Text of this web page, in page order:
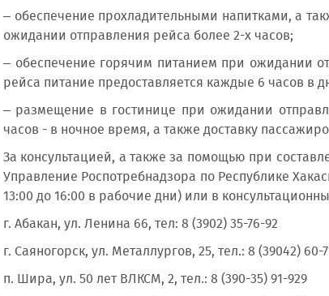
– обеспечение прохладительными напитками, а
ожидании отправления рейса более 2-х часов;
– обеспечение горячим питанием при ожидании
рейса питание предоставляется каждые 6 часов в
– размещение в гостинице при ожидании
часов - в ночное время, а также доставку
За консультацией, а также за помощью при
Управление Роспотребнадзора по Республике
13:00 до 16:00 в рабочие дни) или в
г. Абакан, ул. Ленина 66, тел: 8 (3902) 35-76-92
г. Саяногорск, ул. Металлургов, 25, тел.: 8 (39042) 60-
п. Шира, ул. 50 лет ВЛКСМ, 2, тел.: 8 (390-35) 91-929